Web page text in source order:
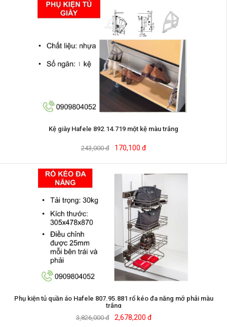
Kệ giày Hafele 892.14.719 một kệ màu trắng
243,000 đ 170,100 đ
Phụ kiện tủ quần áo Hafele 807.95.881 rổ kéo đa năng mở phải màu
trắng
3,826,000 đ
2,678,200 đ